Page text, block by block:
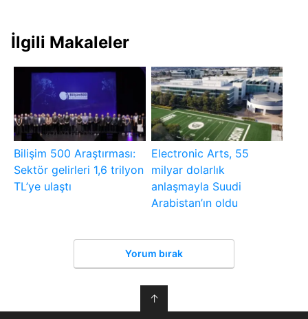
İlgili Makaleler
Bilişim 500 Araştırması:
Sektör gelirleri 1,6 trilyon
TL’ye ulaştı
Electronic Arts, 55
milyar dolarlık
anlaşmayla Suudi
Arabistan’ın oldu
Yorum bırak
↑